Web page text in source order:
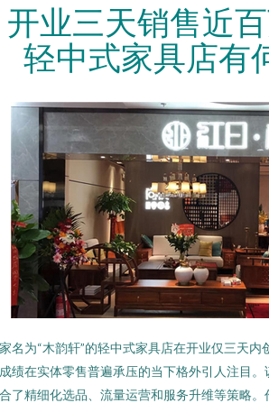
开业三天销售近
轻中式家具店有
名为“木韵轩”的轻中式家具店在开业仅三天
绩在实体零售普遍承压的当下格外引人注目
了精细化选品、流量运营和服务升维等策略